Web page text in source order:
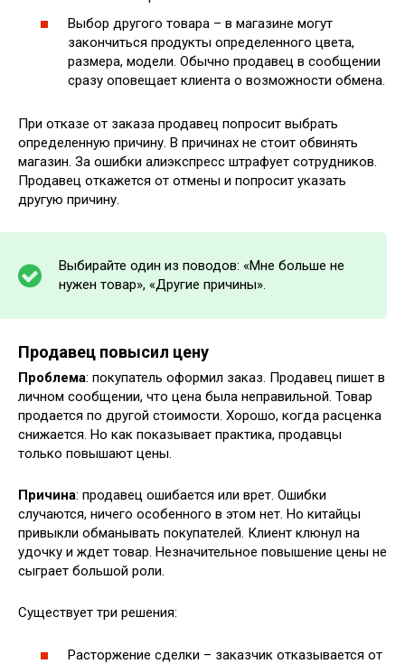
Выбор другого товара – в магазине могут
закончиться продукты определенного цвета,
размера, модели. Обычно продавец в сообщении
сразу оповещает клиента о возможности обмена.
При отказе от заказа продавец попросит выбрать
определенную причину. В причинах не стоит обвинять
магазин. За ошибки алиэкспресс штрафует сотрудников.
Продавец откажется от отмены и попросит указать
другую причину.
Выбирайте один из поводов: «Мне больше не
нужен товар», «Другие причины».
Продавец повысил цену
Проблема: покупатель оформил заказ. Продавец пишет в
личном сообщении, что цена была неправильной. Товар
продается по другой стоимости. Хорошо, когда расценка
снижается. Но как показывает практика, продавцы
только повышают цены.
Причина: продавец ошибается или врет. Ошибки
случаются, ничего особенного в этом нет. Но китайцы
привыкли обманывать покупателей. Клиент клюнул на
удочку и ждет товар. Незначительное повышение цены не
сыграет большой роли.
Существует три решения:
Расторжение сделки – заказчик отказывается от